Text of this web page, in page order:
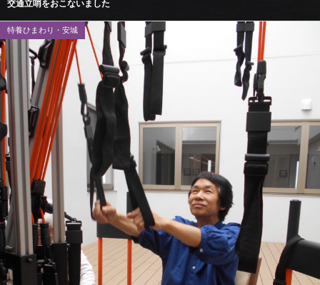
交通立哨をおこないました
特養ひまわり・安城